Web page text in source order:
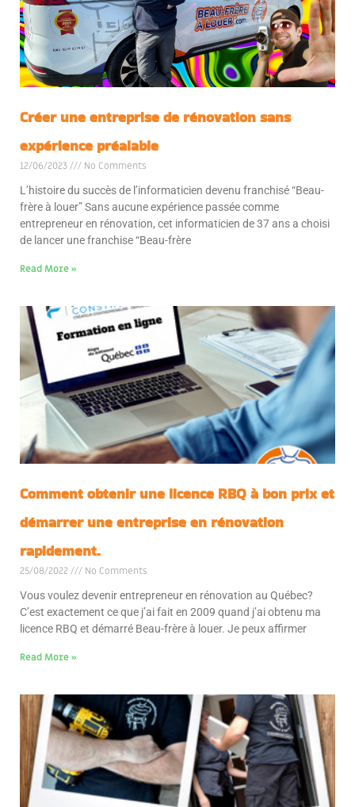
Créer une entreprise de rénovation sans
expérience préalable
12/06/2023
No Comments
L’histoire du succès de l’informaticien devenu franchisé “Beau-
frère à louer” Sans aucune expérience passée comme
entrepreneur en rénovation, cet informaticien de 37 ans a choisi
de lancer une franchise “Beau-frère
Read More »
Comment obtenir une licence RBQ à bon prix et
démarrer une entreprise en rénovation
rapidement.
25/08/2022
No Comments
Vous voulez devenir entrepreneur en rénovation au Québec?
C’est exactement ce que j’ai fait en 2009 quand j’ai obtenu ma
licence RBQ et démarré Beau-frère à louer. Je peux affirmer
Read More »